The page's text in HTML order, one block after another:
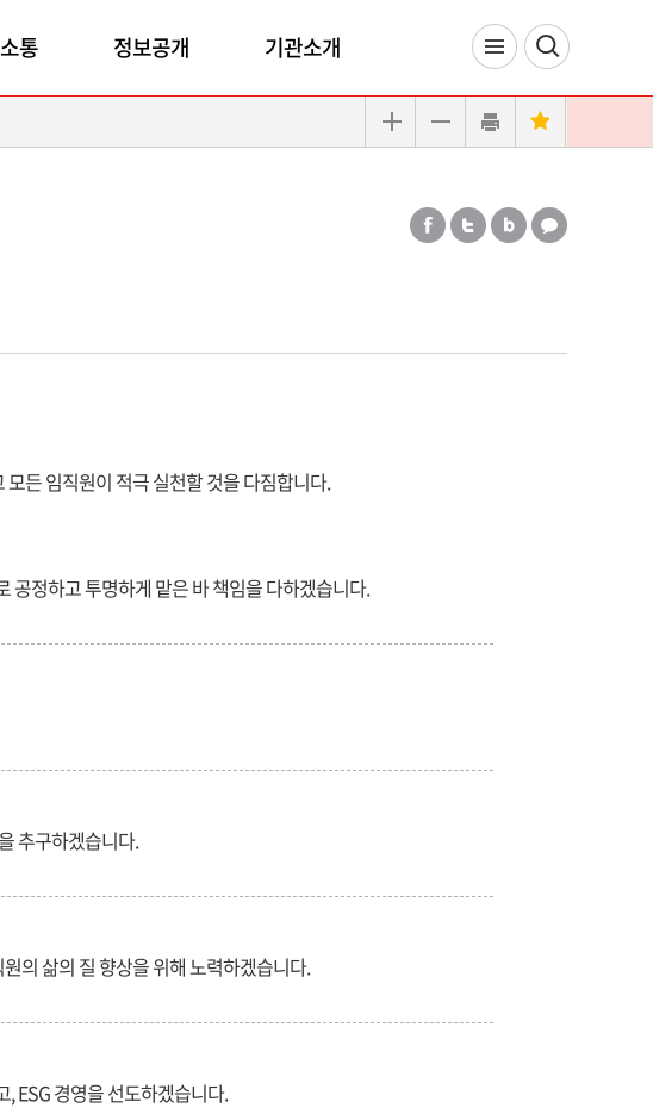
통 정보공개 기관소개
든 임직원이 적극 실천할 것을 다짐합니다.
공정하고 투명하게 맡은 바 책임을 다하겠습니다.
추구하겠습니다.
의 삶의 질 향상을 위해 노력하겠습니다.
ESG 경영을 선도하겠습니다.